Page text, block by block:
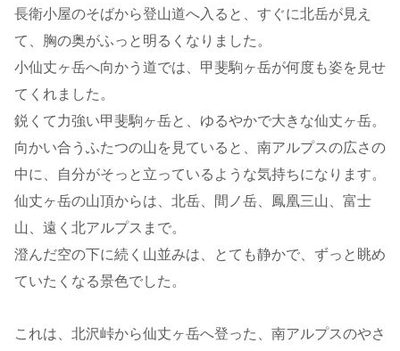
長衛小屋のそばから登山道へ入ると、すぐに北岳が見え
て、胸の奥がふっと明るくなりました。
小仙丈ヶ岳へ向かう道では、甲斐駒ヶ岳が何度も姿を見せ
てくれました。
鋭くて力強い甲斐駒ヶ岳と、ゆるやかで大きな仙丈ヶ岳。
向かい合うふたつの山を見ていると、南アルプスの広さの
中に、自分がそっと立っているような気持ちになります。
仙丈ヶ岳の山頂からは、北岳、間ノ岳、鳳凰三山、富士
山、遠く北アルプスまで。
澄んだ空の下に続く山並みは、とても静かで、ずっと眺め
ていたくなる景色でした。
これは、北沢峠から仙丈ヶ岳へ登った、南アルプスのやさ